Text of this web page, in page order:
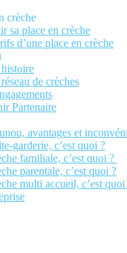
crèche
sa place en crèche
d’une place en crèche
de crèches
Partenaire
avantages et
garderie, c’est quoi ?
familiale, c’est quoi ?
parentale, c’est quoi ?
multi accueil, c’est quoi